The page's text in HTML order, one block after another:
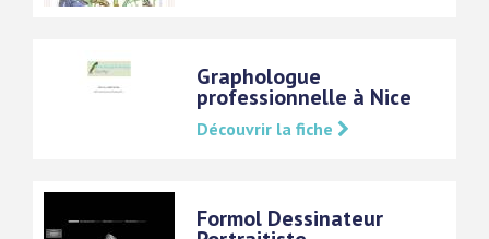
Graphologue
professionnelle à Nice
Découvrir la fiche
Formol Dessinateur